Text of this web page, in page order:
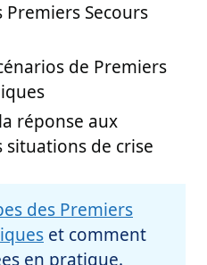
Premiers Secours
de Premiers
réponse aux
situations de crise
des Premiers
et comment
en pratique.